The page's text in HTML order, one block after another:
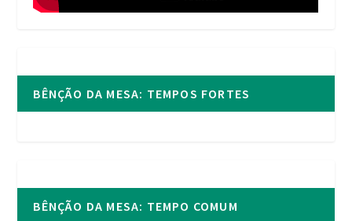
BÊNÇÃO DA MESA: TEMPOS FORTES
BÊNÇÃO DA MESA: TEMPO COMUM